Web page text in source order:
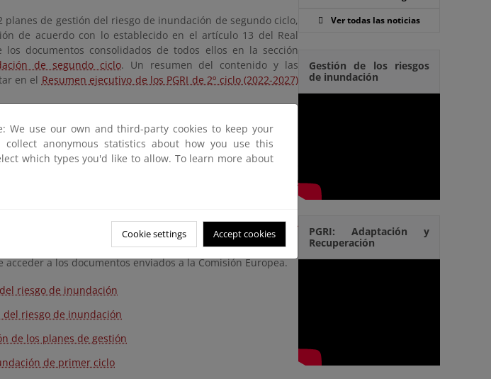
de gestión del riesgo de inundación de segundo ciclo,
de acuerdo con lo establecido en el artículo 13 del Real
los documentos consolidados de todos ellos en la sección
de segundo ciclo. Un resumen del contenido y las
en el Resumen ejecutivo de los PGRI de 2º ciclo (2022-2027)
y riesgo de 2º ciclo. Estos mapas incorporan mejoras
identificación de los elementos en riesgo, con información
gestión. Un resumen de esta información está disponible
y riesgo por inundación fluvial en los PGRI de 2º ciclo
Europeo realizó uninforme sobre la aplicación de la
el que se analizan varios ejemplos españoles.
acceder a los documentos enviados a la Comisión Europea.
riesgo de inundación
riesgo de inundación
de los planes de gestión
de primer ciclo
Ver todas las noticias
Gestión de los riesgos
de inundación
PGRI: Adaptación y
Recuperación
We use our own and third-party cookies to keep your
collect anonymous statistics about how you use this
which types you'd like to allow. To learn more about
Cookie settings Accept cookies